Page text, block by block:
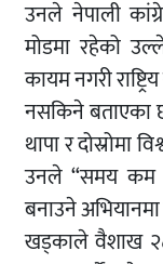
उनले नेपाली
मोडमा रहेको
कायम नगरी
नसकिने बताएका
थापा र दोस्रोमा
उनले “समय कम
बनाउने
खड्काले वैशाख २८